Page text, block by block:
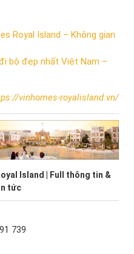
Royal Island – Không gian
bộ đẹp nhất Việt Nam –
vinhomes-royalisland.vn/
Island | Full thông tin &
tức
739